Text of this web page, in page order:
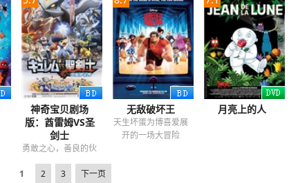
神奇宝贝剧场
版：酋雷姆VS圣
剑士
勇敢之心，善良的伙
伴
无敌破坏王
天生坏蛋为博喜爱展
开的一场大冒险
月亮上的人
1 2 3 下一页